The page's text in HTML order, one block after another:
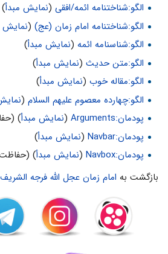
الگو:شناختنامه ائمه/افقی(نمایش مبدأ)
الگو:شناختنامه امام زمان (عج)(نمایش
الگو:شناسنامه ائمه(نمایش مبدأ)
الگو:متن حدیث(نمایش مبدأ)
الگو:مقاله خوب(نمایش مبدأ)
الگو:چهارده معصوم علیهم السلام(
پودمان:Arguments
(نمایش مبدأ)
پودمان:Navbar
(نمایش مبدأ)
پودمان:Navbox
(نمایش مبدأ)
بازگشت به امام زمان عجل الله فرجه الشریف